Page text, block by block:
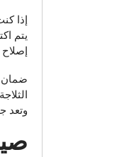
إذا
يتم
ضمان
وتعد